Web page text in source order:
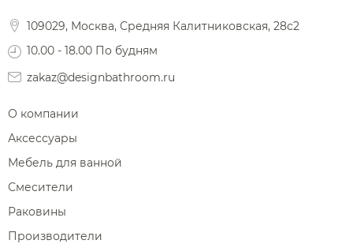
109029, Москва, Средняя Калитниковская, 28с2
10.00 - 18.00 По будням
zakaz@designbathroom.ru
О компании
Аксессуары
Мебель для ванной
Смесители
Раковины
Производители